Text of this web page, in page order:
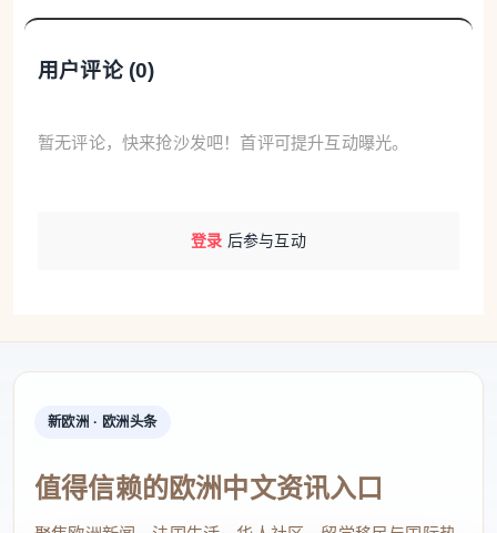
用户评论 (0)
暂无评论，快来抢沙发吧！首评可提升互动曝光。
登录 后参与互动
新欧洲 · 欧洲头条
值得信赖的欧洲中文资讯入口